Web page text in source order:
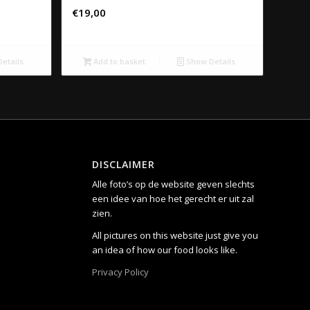
€19,00
Add to basket Show Details
DISCLAIMER
Alle foto’s op de website geven slechts
een idee van hoe het gerecht er uit zal
zien.
All pictures on this website just give you
an idea of how our food looks like.
Privacy Policy